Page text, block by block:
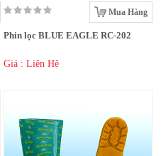
Mua Hàng
Phin lọc BLUE EAGLE RC-202
Giá : Liên Hệ